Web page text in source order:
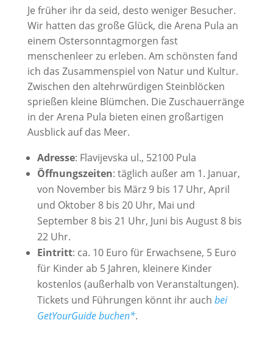
Je früher ihr da seid, desto weniger Besucher.
Wir hatten das große Glück, die Arena Pula an
einem Ostersonntagmorgen fast
menschenleer zu erleben. Am schönsten fand
ich das Zusammenspiel von Natur und Kultur.
Zwischen den altehrwürdigen Steinblöcken
sprießen kleine Blümchen. Die Zuschauerränge
in der Arena Pula bieten einen großartigen
Ausblick auf das Meer.
Adresse: Flavijevska ul., 52100 Pula
Öffnungszeiten: täglich außer am 1. Januar,
von November bis März 9 bis 17 Uhr, April
und Oktober 8 bis 20 Uhr, Mai und
September 8 bis 21 Uhr, Juni bis August 8 bis
22 Uhr.
Eintritt: ca. 10 Euro für Erwachsene, 5 Euro
für Kinder ab 5 Jahren, kleinere Kinder
kostenlos (außerhalb von Veranstaltungen).
Tickets und Führungen könnt ihr auch bei
GetYourGuide buchen*.